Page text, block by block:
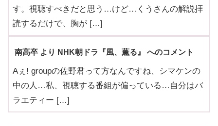
す。視聴すべきだと思う…けど…くうさんの解説拝
読するだけで、胸が […]
南高卒 より NHK朝ドラ『風、薫る』 へのコメント
Aぇ! groupの佐野君って方なんですね、シマケンの
中の人…私、視聴する番組が偏っている…自分はバ
ラエティー […]